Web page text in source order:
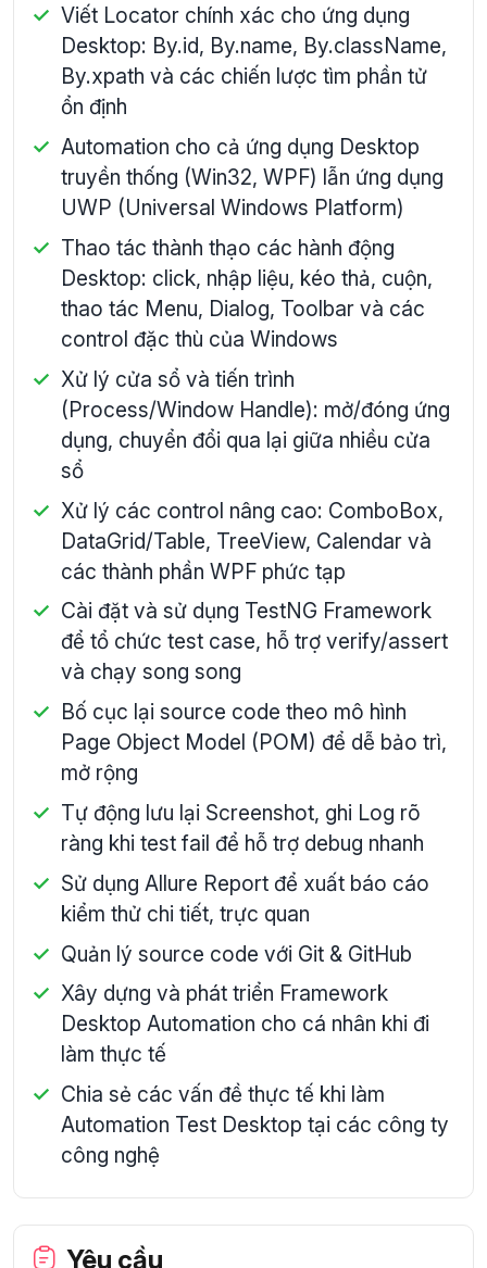
Viết Locator chính xác cho ứng dụng
Desktop: By.id, By.name, By.className,
By.xpath và các chiến lược tìm phần tử
ổn định
Automation cho cả ứng dụng Desktop
truyền thống (Win32, WPF) lẫn ứng dụng
UWP (Universal Windows Platform)
Thao tác thành thạo các hành động
Desktop: click, nhập liệu, kéo thả, cuộn,
thao tác Menu, Dialog, Toolbar và các
control đặc thù của Windows
Xử lý cửa sổ và tiến trình
(Process/Window Handle): mở/đóng ứng
dụng, chuyển đổi qua lại giữa nhiều cửa
sổ
Xử lý các control nâng cao: ComboBox,
DataGrid/Table, TreeView, Calendar và
các thành phần WPF phức tạp
Cài đặt và sử dụng TestNG Framework
để tổ chức test case, hỗ trợ verify/assert
và chạy song song
Bố cục lại source code theo mô hình
Page Object Model (POM) để dễ bảo trì,
mở rộng
Tự động lưu lại Screenshot, ghi Log rõ
ràng khi test fail để hỗ trợ debug nhanh
Sử dụng Allure Report để xuất báo cáo
kiểm thử chi tiết, trực quan
Quản lý source code với Git & GitHub
Xây dựng và phát triển Framework
Desktop Automation cho cá nhân khi đi
làm thực tế
Chia sẻ các vấn đề thực tế khi làm
Automation Test Desktop tại các công ty
công nghệ
Yêu cầu